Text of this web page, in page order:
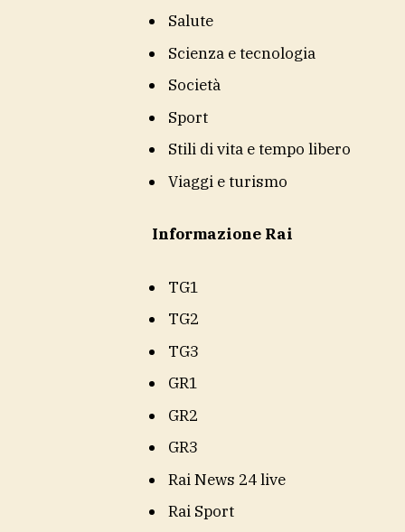
Salute
Scienza e tecnologia
Società
Sport
Stili di vita e tempo libero
Viaggi e turismo
Informazione Rai
TG1
TG2
TG3
GR1
GR2
GR3
Rai News 24 live
Rai Sport